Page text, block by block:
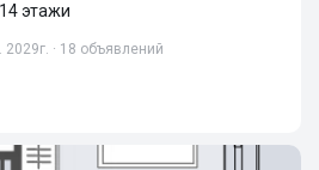
этажи
· 18 объявлений